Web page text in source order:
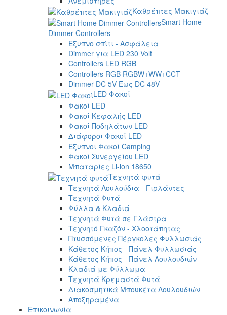
Καθρέπτες Μακιγιάζ
Smart Home
Dimmer Controllers
Έξυπνο σπίτι - Ασφάλεια
Dimmer για LED 230 Volt
Controllers LED RGB
Controllers RGB RGBW+WW+CCT
Dimmer DC 5V Έως DC 48V
LED Φακοί
Φακοί LED
Φακοί Κεφαλής LED
Φακοί Ποδηλάτων LED
Διάφοροι Φακοί LED
Έξυπνοι Φακοί Camping
Φακοί Συνεργείου LED
Μπαταρίες Li-ion 18650
Τεχνητά φυτά
Τεχνητά Λουλούδια - Γιρλάντες
Τεχνητά Φυτά
Φύλλα & Κλαδιά
Τεχνητά Φυτά σε Γλάστρα
Τεχνητό Γκαζόν - Χλοοτάπητας
Πτυσσόμενες Πέργκολες Φυλλωσιάς
Κάθετος Κήπος - Πάνελ Φυλλωσιάς
Κάθετος Κήπος - Πάνελ Λουλουδιών
Κλαδιά με Φύλλωμα
Τεχνητά Κρεμαστά Φυτά
Διακοσμητικά Μπουκέτα Λουλουδιών
Αποξηραμένα
Επικοινωνία